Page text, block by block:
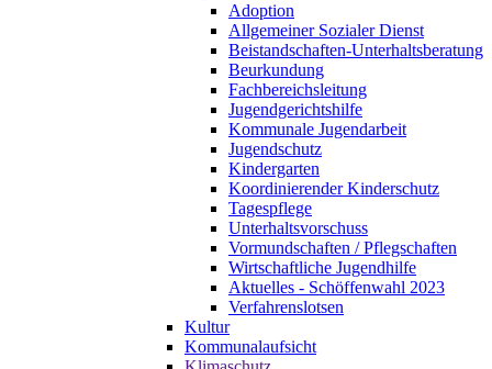
Adoption
Allgemeiner Sozialer Dienst
Beistandschaften-Unterhaltsberatung
Beurkundung
Fachbereichsleitung
Jugendgerichtshilfe
Kommunale Jugendarbeit
Jugendschutz
Kindergarten
Koordinierender Kinderschutz
Tagespflege
Unterhaltsvorschuss
Vormundschaften / Pflegschaften
Wirtschaftliche Jugendhilfe
Aktuelles - Schöffenwahl 2023
Verfahrenslotsen
Kultur
Kommunalaufsicht